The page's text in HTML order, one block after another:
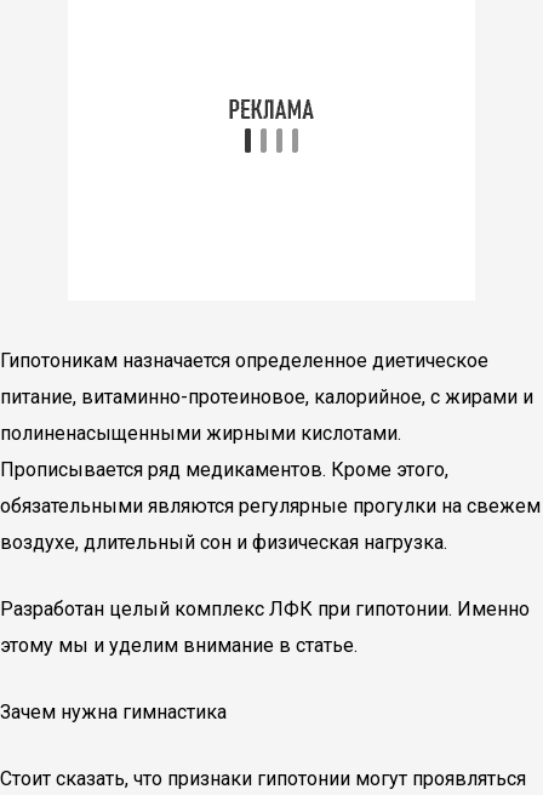
Гипотоникам назначается определенное диетическое
питание, витаминно-протеиновое, калорийное, с жирами и
полиненасыщенными жирными кислотами.
Прописывается ряд медикаментов. Кроме этого,
обязательными являются регулярные прогулки на свежем
воздухе, длительный сон и физическая нагрузка.
Разработан целый комплекс ЛФК при гипотонии. Именно
этому мы и уделим внимание в статье.
Зачем нужна гимнастика
Стоит сказать, что признаки гипотонии могут проявляться